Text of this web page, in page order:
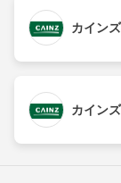
カイン
カイン